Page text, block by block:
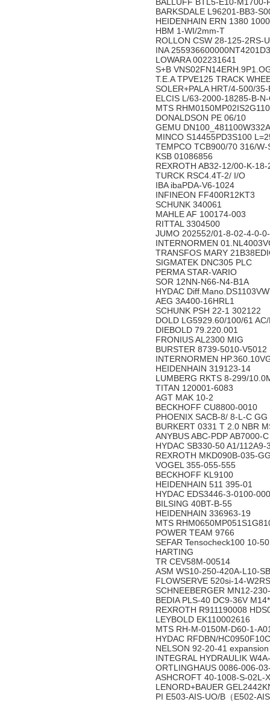
BARKSDALE L96201-BB3-
HEIDENHAIN ERN 1380
HBM 1-WI/2mm-T
ROLLON CSW 28-125-2RS-U
INA
LOWARA 002231641
S+B
T.E.A TPVE125 TRACK
SOLER+PALA HRT/4-500/
ELCIS L/63-2000-18285-B-
MTS
DONALDSON PE 06/10
GEMU
MINCO S14455PD3S100
TEMPCO TCB900/70 316/W-
KSB 01086856
REXROTH AB32-12/00-K-
TURCK RSC4.4T-2/ I/O
IBA ibaPDA-V6-1024
INFINEON FF400R12KT3
SCHUNK 340061
MAHLE AF 100174-003
RITTAL 3304500
JUMO 202552/01-8-02-4-0-
INTERNORMEN
TRANSFOS MARY
SIGMATEK DNC305 PLC
PERMA STAR-VARIO
SOR 12NN-N66-N4-B1A
HYDAC
AEG 3A400-16HRL1
SCHUNK PSH 22-1 302122
DOLD LG5929.60/100/61
DIEBOLD 79.220.001
FRONIUS AL2300 MIG
BURSTER 8739-5010-V5012
INTERNORMEN
HEIDENHAIN 319123-14
LUMBERG RKTS 8-299/
TITAN 120001-6083
AGT MAK 10-2
BECKHOFF CU8800-0010
PHOENIX SACB-8/ 8-L-C
BURKERT 0331 T 2.0 NBR
ANYBUS ABC-PDP AB7000-C
HYDAC SB330-50 A1/112A9-
REXROTH MKD090B-035-
VOGEL 355-055-555
BECKHOFF KL9100
HEIDENHAIN 511 395-01
HYDAC EDS3446-3-0100-000
BILSING 40BT-B-55
HEIDENHAIN 336963-19
MTS
POWER TEAM 9766
SEFAR Tensocheck100 10-
HARTING
TR CEV58M-00514
ASM WS10-250-420A-L10-
FLOWSERVE 520si-14-
SCHNEEBERGER MN12-
BEDIA PLS-40 DC9-36V
REXROTH R911190008
LEYBOLD EK110002616
MTS RH-M-0150M-D60-1-
HYDAC RFDBN/
NELSON 92-20-41
INTEGRAL HYDRAULIK
ORTLINGHAUS 0086-006-
ASHCROFT 40-1008-S-02L-
LENORD+BAUER
PI E503-AIS-UO/B（E502-